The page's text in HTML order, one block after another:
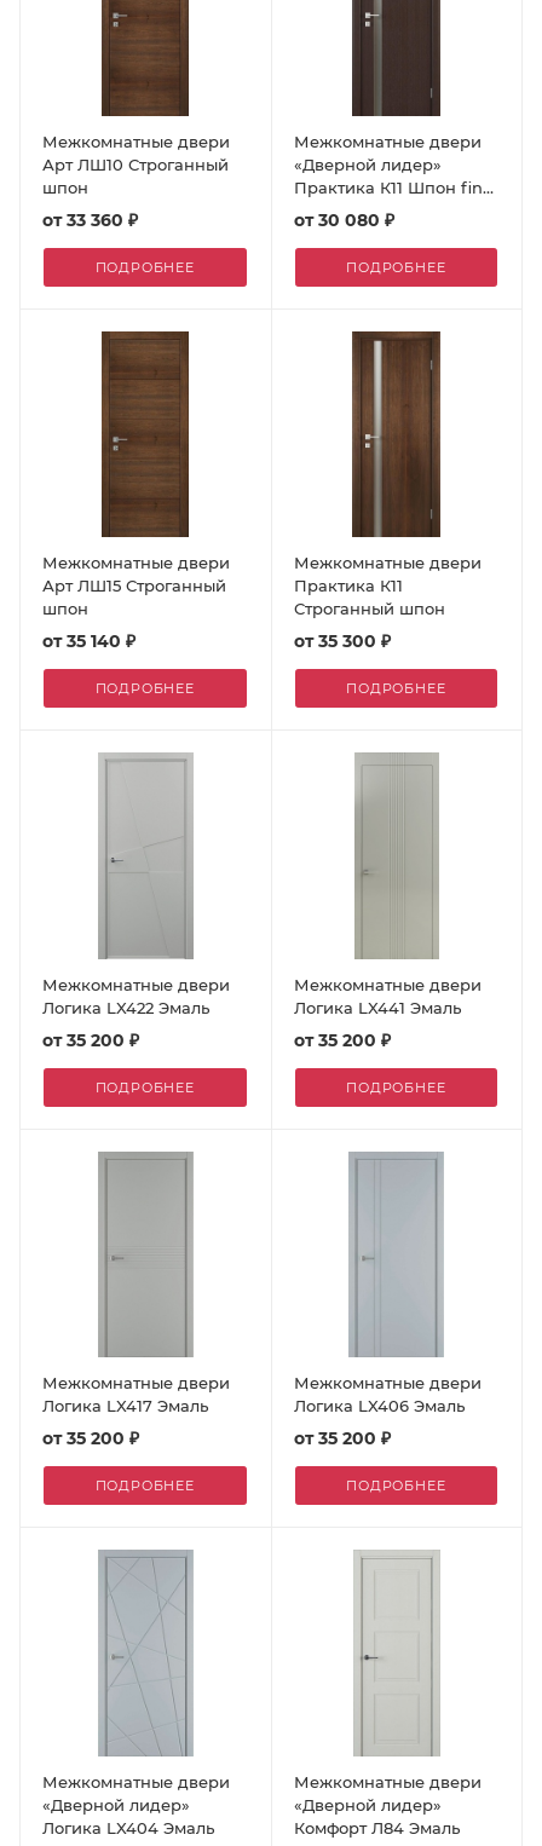
Межкомнатные двери
Арт ЛШ10 Строганный
шпон
от33 360 ₽
ПОДРОБНЕЕ
Межкомнатные двери
«Дверной лидер»
Практика К11 Шпон fine-
line
от30 080 ₽
ПОДРОБНЕЕ
Межкомнатные двери
Арт ЛШ15 Строганный
шпон
от35 140 ₽
ПОДРОБНЕЕ
Межкомнатные двери
Практика К11
Строганный шпон
от35 300 ₽
ПОДРОБНЕЕ
Межкомнатные двери
Логика LX422 Эмаль
от35 200 ₽
ПОДРОБНЕЕ
Межкомнатные двери
Логика LX441 Эмаль
от35 200 ₽
ПОДРОБНЕЕ
Межкомнатные двери
Логика LX417 Эмаль
от35 200 ₽
ПОДРОБНЕЕ
Межкомнатные двери
Логика LX406 Эмаль
от35 200 ₽
ПОДРОБНЕЕ
Межкомнатные двери
«Дверной лидер»
Логика LX404 Эмаль
Межкомнатные двери
«Дверной лидер»
Комфорт Л84 Эмаль